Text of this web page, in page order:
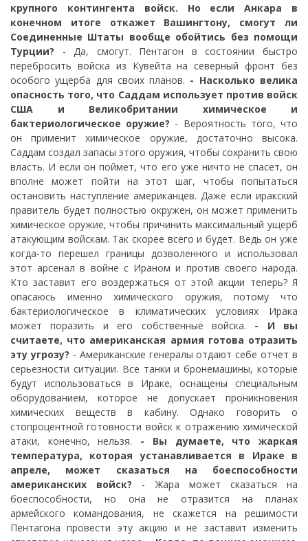
крупного контингента войск. Но если Анкара в
конечном итоге откажет Вашингтону, смогут ли
Соединенные Штаты вообще обойтись без помощи
Турции? - Да, смогут. Пентагон в состоянии быстро
перебросить войска из Кувейта на северный фронт без
особого ущерба для своих планов. - Насколько велика
опасность того, что Саддам использует против войск
США и Великобритании химическое и
бактериологическое оружие? - Вероятность того, что
он применит химическое оружие, достаточно высока.
Саддам создал запасы этого оружия, чтобы сохранить свою
власть. И если он поймет, что его уже ничто не спасет, он
вполне может пойти на этот шаг, чтобы попытаться
остановить наступление американцев. Даже если иракский
правитель будет полностью окружен, он может применить
химическое оружие, чтобы причинить максимальный ущерб
атакующим войскам. Так скорее всего и будет. Ведь он уже
когда-то перешел границы дозволенного и использовал
этот арсенал в войне с Ираном и против своего народа.
Кто заставит его воздержаться от этой акции теперь? Я
опасаюсь именно химического оружия, потому что
бактериологическое в климатических условиях Ирака
может поразить и его собственные войска. - И вы
считаете, что американская армия готова отразить
эту угрозу? - Американские генералы отдают себе отчет в
серьезности ситуации. Все танки и бронемашины, которые
будут использоваться в Ираке, оснащены специальным
оборудованием, которое не допускает проникновения
химических веществ в кабину. Однако говорить о
стопроцентной готовности войск к отражению химической
атаки, конечно, нельзя. - Вы думаете, что жаркая
температура, которая устанавливается в Ираке в
апреле, может сказаться на боеспособности
американских войск? - Жара может сказаться на
боеспособности, но она не отразится на планах
армейского командования, не скажется на решимости
Пентагона провести эту акцию и не заставит изменить